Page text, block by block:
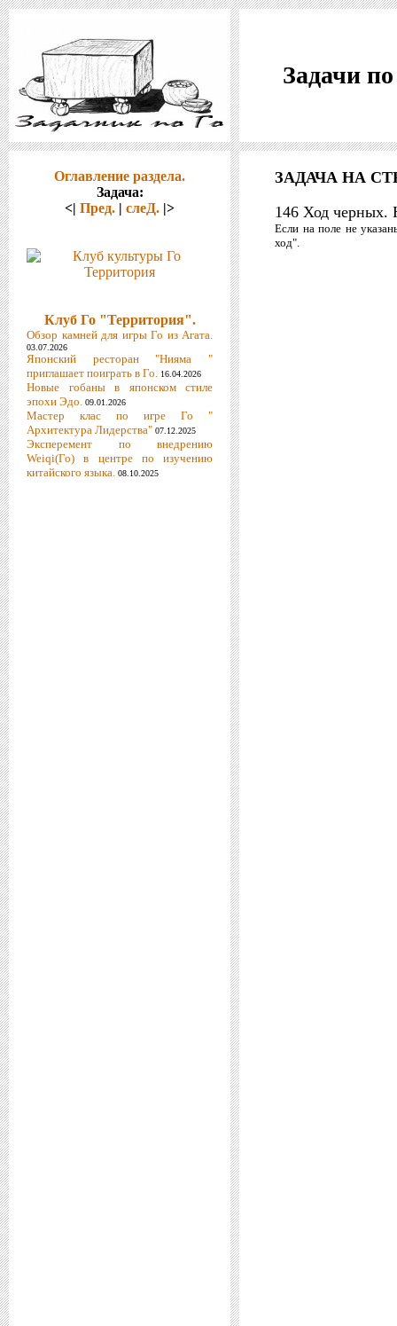
Задачи
Оглавление раздела.
Задача:
<| Пред. | слеД. |>
Клуб Го "Территория".
Обзор камней для игры Го из Агата.
03.07.2026
Японский ресторан "Нияма "
приглашает поиграть в Го. 16.04.2026
Новые гобаны в японском стиле
эпохи Эдо. 09.01.2026
Мастер клас по игре Го "
Архитектура Лидерства" 07.12.2025
Эксперемент по внедрению
Weiqi(Го) в центре по изучению
китайского языка. 08.10.2025
ЗАДАЧА НА
146 Ход черных.
Если на поле не
ход".